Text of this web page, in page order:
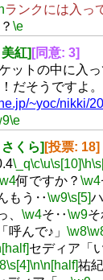
ランクには入っ
\e
紅] [同意: 3]
ットの中に入
だそうですよ。
~yoc/nikki/
\e
くら] [投票: 18]
\_q\c\u\s[10]\h
何ですか？ \w4
もう‥\w9\s[5]
、 \w4そ‥\w9
呼んで♪」 \w8
セディア「
\s[4]\n\n[half]祐